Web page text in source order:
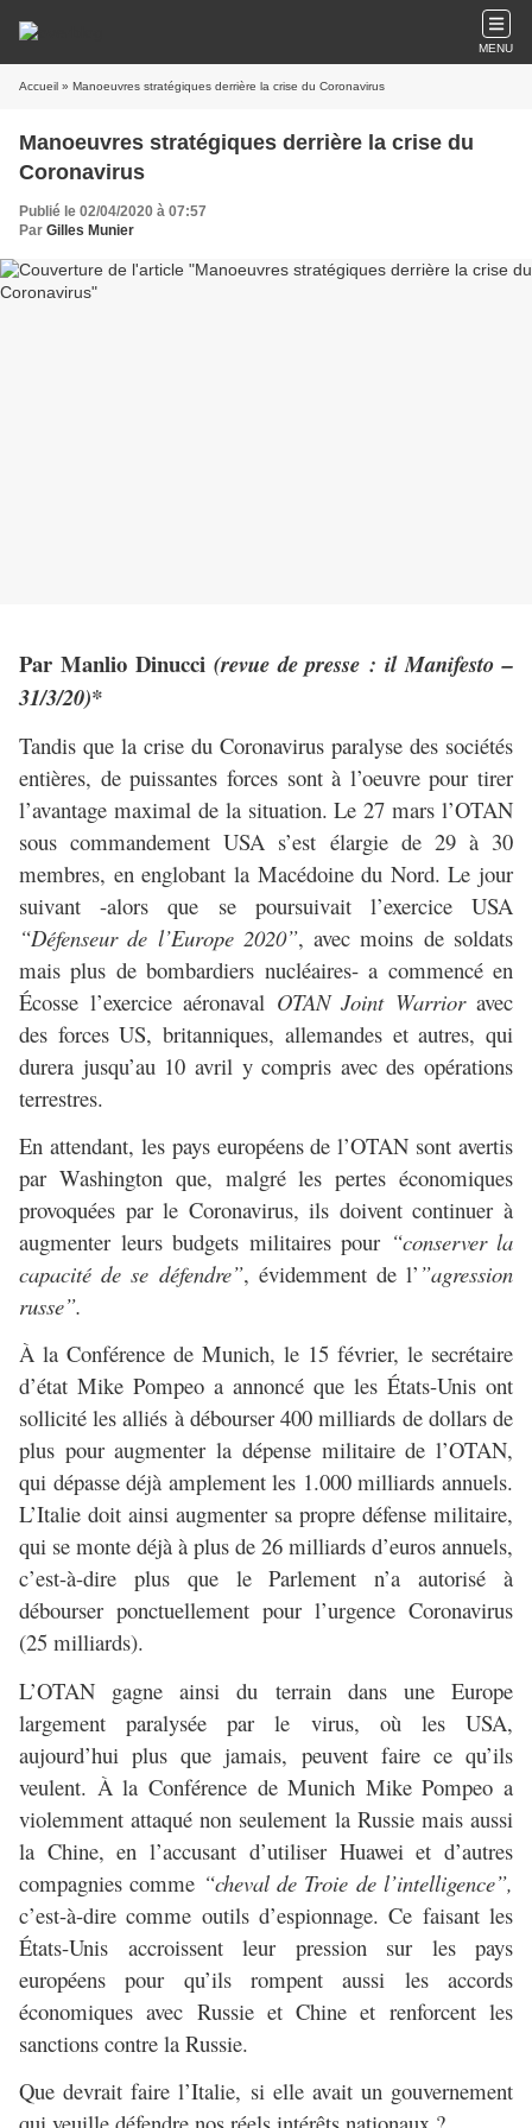
MENU
Accueil » Manoeuvres stratégiques derrière la crise du Coronavirus
Manoeuvres stratégiques derrière la crise du
Coronavirus
Publié le 02/04/2020 à 07:57
Par Gilles Munier
Par Manlio Dinucci(revue de presse : il Manifesto –
31/3/20)*
Tandis que la crise du Coronavirus paralyse des sociétés
entières, de puissantes forces sont à l’oeuvre pour tirer
l’avantage maximal de la situation. Le 27 mars l’OTAN
sous commandement USA s’est élargie de 29 à 30
membres, en englobant la Macédoine du Nord. Le jour
suivant -alors que se poursuivait l’exercice USA
“Défenseur de l’Europe 2020”, avec moins de soldats
mais plus de bombardiers nucléaires- a commencé en
Écosse l’exercice aéronaval OTAN Joint Warrioravec
des forces US, britanniques, allemandes et autres, qui
durera jusqu’au 10 avril y compris avec des opérations
terrestres.
En attendant, les pays européens de l’OTAN sont avertis
par Washington que, malgré les pertes économiques
provoquées par le Coronavirus, ils doivent continuer à
augmenter leurs budgets militaires pour “conserver la
capacité de se défendre”, évidemment de l’ ”agression
russe”.
À la Conférence de Munich, le 15 février, le secrétaire
d’état Mike Pompeo a annoncé que les États-Unis ont
sollicité les alliés à débourser 400 milliards de dollars de
plus pour augmenter la dépense militaire de l’OTAN,
qui dépasse déjà amplement les 1.000 milliards annuels.
L’Italie doit ainsi augmenter sa propre défense militaire,
qui se monte déjà à plus de 26 milliards d’euros annuels,
c’est-à-dire plus que le Parlement n’a autorisé à
débourser ponctuellement pour l’urgence Coronavirus
(25 milliards).
L’OTAN gagne ainsi du terrain dans une Europe
largement paralysée par le virus, où les USA,
aujourd’hui plus que jamais, peuvent faire ce qu’ils
veulent. À la Conférence de Munich Mike Pompeo a
violemment attaqué non seulement la Russie mais aussi
la Chine, en l’accusant d’utiliser Huawei et d’autres
compagnies comme “cheval de Troie de l’intelligence”,
c’est-à-dire comme outils d’espionnage. Ce faisant les
États-Unis accroissent leur pression sur les pays
européens pour qu’ils rompent aussi les accords
économiques avec Russie et Chine et renforcent les
sanctions contre la Russie.
Que devrait faire l’Italie, si elle avait un gouvernement